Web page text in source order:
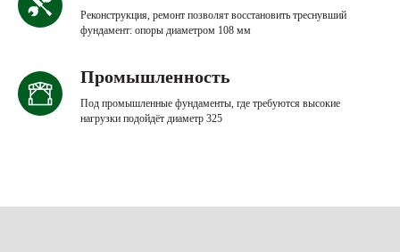
Реконструкция, ремонт позволят восстановить треснувший
фундамент: опоры диаметром 108 мм
Промышленность
Под промышленные фундаменты, где требуются высокие
нагрузки подойдёт диаметр 325